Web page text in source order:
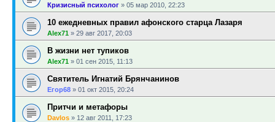
Кризисный психолог » 05 мар 2010, 22:23
10 ежедневных правил афонского старца Лазаря
Alex71 » 29 авг 2017, 20:03
В жизни нет тупиков
Alex71 » 01 сен 2015, 11:13
Святитель Игнатий Брянчанинов
Егор68 » 01 окт 2015, 20:24
Притчи и метафоры
Davlos » 12 авг 2011, 17:23